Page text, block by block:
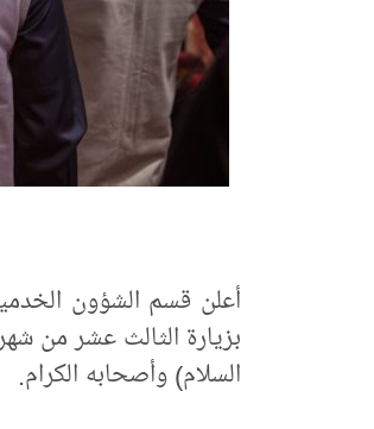
أعلن قسم الشؤون
بزيارة الثالث عشر من
السلام) وأصحابه الكرام.